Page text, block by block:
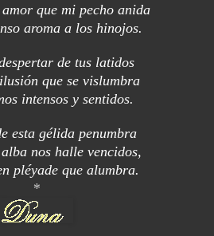
que mi pecho anida
aroma a los hinojos.
de tus latidos
que se vislumbra
intensos y sentidos.
esta gélida penumbra
nos halle vencidos,
pléyade que alumbra.
*